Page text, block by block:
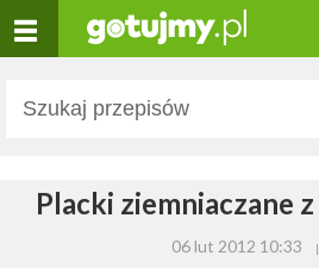
Placki ziemniaczane
06 lut 2012 10:33